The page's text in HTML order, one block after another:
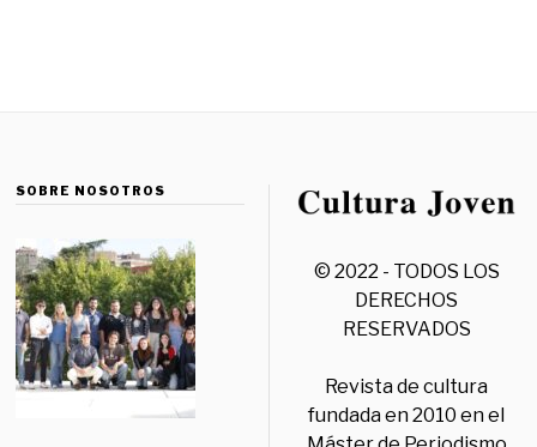
SOBRE NOSOTROS
© 2022 - TODOS LOS
DERECHOS
RESERVADOS
Revista de cultura
fundada en 2010 en el